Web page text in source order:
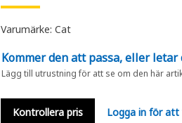
Varumärke: Cat
Kommer den att passa, eller
Lägg till utrustning för att se om den här
Kontrollera pris Logga in för att